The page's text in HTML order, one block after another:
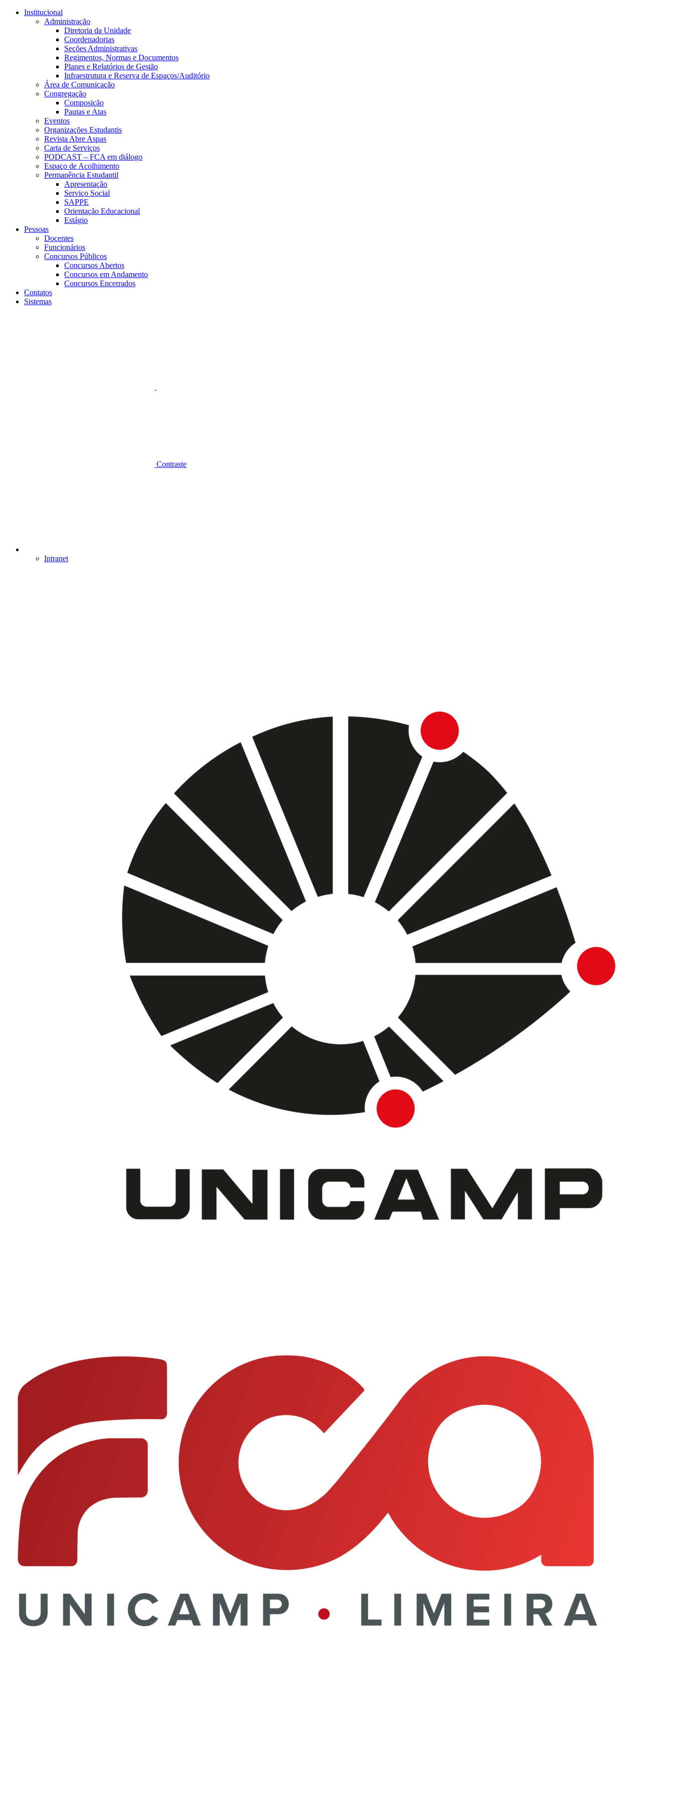
Conteúdo principal
Institucional
Administração
Diretoria da Unidade
Coordenadorias
Seções Administrativas
Regimentos, Normas e Documentos
Planes e Relatórios de Gestão
Infraestrutura e Reserva de Espaços/Auditório
Área de Comunicação
Congregação
Composição
Pautas e Atas
Eventos
Organizações Estudantis
Revista Abre Aspas
Carta de Serviços
PODCAST – FCA em diálogo
Espaço de Acolhimento
Permanência Estudantil
Apresentação
Serviço Social
SAPPE
Orientação Educacional
Estágio
Pessoas
Docentes
Funcionários
Concursos Públicos
Concursos Abertos
Concursos em Andamento
Concursos Encerrados
Contatos
Sistemas
Contraste
Intranet